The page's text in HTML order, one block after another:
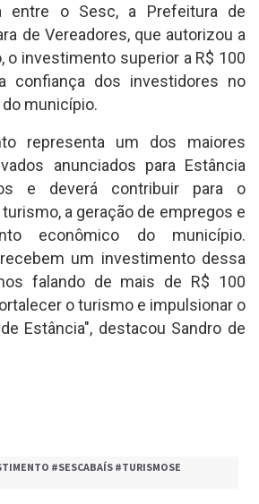
entre o Sesc, a Prefeitura de
de Vereadores, que autorizou a
o investimento superior a R$ 100
confiança dos investidores no
município.
representa um dos maiores
anunciados para Estância
e deverá contribuir para o
a geração de empregos e
econômico do município.
um investimento dessa
falando de mais de R$ 100
o turismo e impulsionar o
Estância", destacou Sandro de
#SESCABAÍS #TURISMOSE